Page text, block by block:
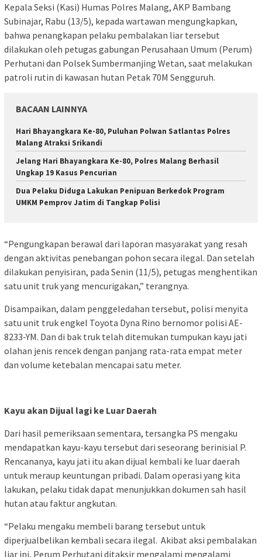
Kepala Seksi (Kasi) Humas Polres Malang, AKP Bambang
Subinajar, Rabu (13/5), kepada wartawan mengungkapkan,
bahwa penangkapan pelaku pembalakan liar tersebut
dilakukan oleh petugas gabungan Perusahaan Umum (Perum)
Perhutani dan Polsek Sumbermanjing Wetan, saat melakukan
patroli rutin di kawasan hutan Petak 70M Sengguruh.
BACAAN LAINNYA
Hari Bhayangkara Ke-80, Puluhan Polwan Satlantas Polres
Malang Atraksi Srikandi
Jelang Hari Bhayangkara Ke-80, Polres Malang Berhasil
Ungkap 19 Kasus Pencurian
Dua Pelaku Diduga Lakukan Penipuan Berkedok Program
UMKM Pemprov Jatim di Tangkap Polisi
“Pengungkapan berawal dari laporan masyarakat yang resah
dengan aktivitas penebangan pohon secara ilegal. Dan setelah
dilakukan penyisiran, pada Senin (11/5), petugas menghentikan
satu unit truk yang mencurigakan,” terangnya.
Disampaikan, dalam penggeledahan tersebut, polisi menyita
satu unit truk engkel Toyota Dyna Rino bernomor polisi AE-
8233-YM. Dan di bak truk telah ditemukan tumpukan kayu jati
olahan jenis rencek dengan panjang rata-rata empat meter
dan volume ketebalan mencapai satu meter.
Kayu akan Dijual lagi ke Luar Daerah
Dari hasil pemeriksaan sementara, tersangka PS mengaku
mendapatkan kayu-kayu tersebut dari seseorang berinisial P.
Rencananya, kayu jati itu akan dijual kembali ke luar daerah
untuk meraup keuntungan pribadi. Dalam operasi yang kita
lakukan, pelaku tidak dapat menunjukkan dokumen sah hasil
hutan atau faktur angkutan.
“Pelaku mengaku membeli barang tersebut untuk
diperjualbelikan kembali secara ilegal. Akibat aksi pembalakan
liar ini, Perum Perhutani ditaksir mengalami mengalami